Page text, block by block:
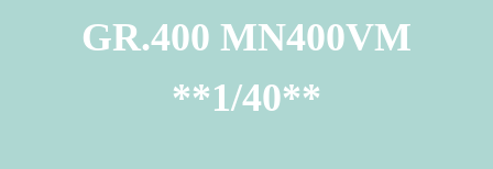
GR.400 MN400VM
**1/40**